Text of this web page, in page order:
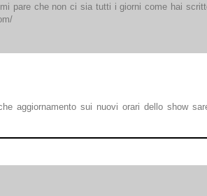
pare che non ci sia tutti i giorni come hai
aggiornamento sui nuovi orari dello show